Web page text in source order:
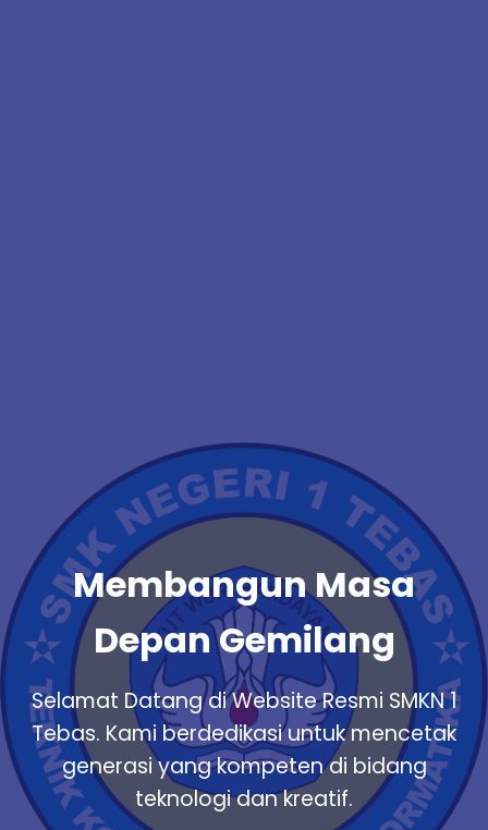
Membangun Masa
Depan Gemilang
Selamat Datang di Website Resmi SMKN 1
Tebas. Kami berdedikasi untuk mencetak
generasi yang kompeten di bidang
teknologi dan kreatif.